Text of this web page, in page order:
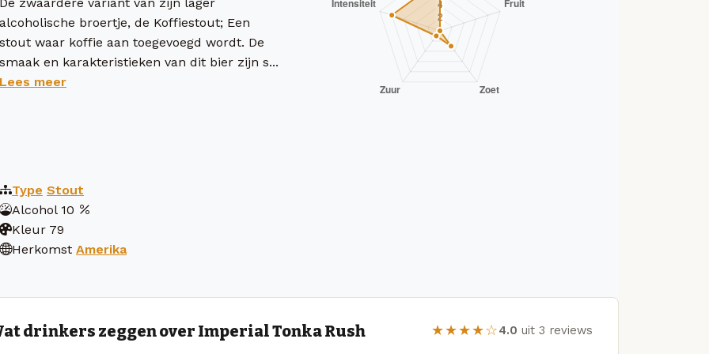
De zwaardere variant van zijn lager
alcoholische broertje, de Koffiestout; Een
stout waar koffie aan toegevoegd wordt. De
smaak en karakteristieken van dit bier zijn s...
Lees meer
Type Stout
Alcohol 10
Kleur 79
Herkomst Amerika
drinkers zeggen over Imperial Tonka Rush ★★★★☆4.0 uit 3 reviews